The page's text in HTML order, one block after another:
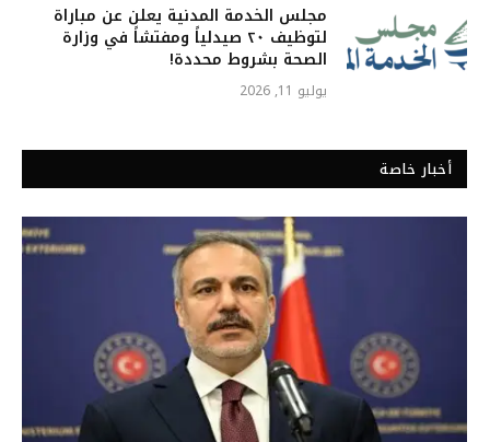
مجلس الخدمة المدنية يعلن عن مباراة
لتوظيف ٢٠ صيدلياً ومفتشاً في وزارة
الصحة بشروط محددة!
يوليو 11, 2026
أخبار خاصة